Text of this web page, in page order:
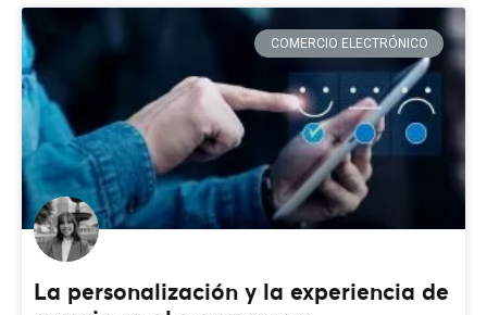
COMERCIO ELECTRÓNICO
La personalización y la experiencia de